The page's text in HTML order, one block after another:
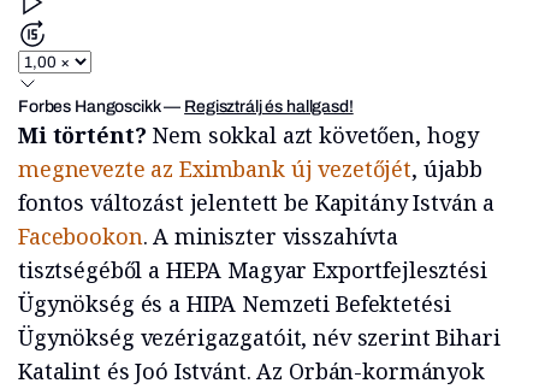
Forbes Hangoscikk— Regisztrálj és hallgasd!
Mi történt? Nem sokkal azt követően, hogy
megnevezte az Eximbank új vezetőjét, újabb
fontos változást jelentett be Kapitány István a
Facebookon. A miniszter visszahívta
tisztségéből a HEPA Magyar Exportfejlesztési
Ügynökség és a HIPA Nemzeti Befektetési
Ügynökség vezérigazgatóit, név szerint Bihari
Katalint és Joó Istvánt. Az Orbán-kormányok